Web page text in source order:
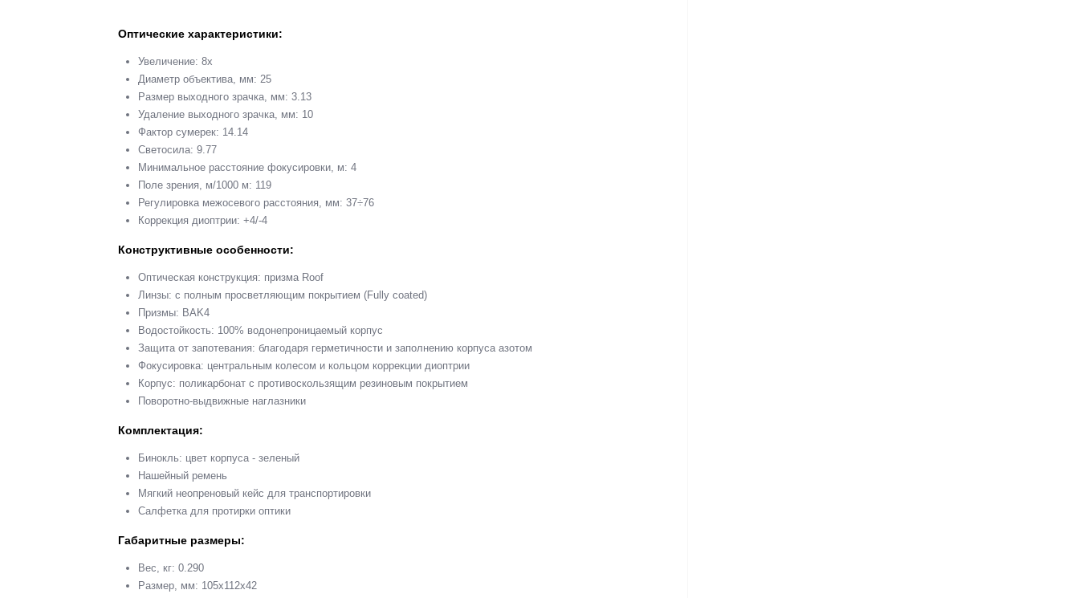
Оптические характеристики:
Увеличение: 8x
Диаметр объектива, мм: 25
Размер выходного зрачка, мм: 3.13
Удаление выходного зрачка, мм: 10
Фактор сумерек: 14.14
Светосила: 9.77
Минимальное расстояние фокусировки, м: 4
Поле зрения, м/1000 м: 119
Регулировка межосевого расстояния, мм: 37÷76
Коррекция диоптрии: +4/-4
Конструктивные особенности:
Оптическая конструкция: призма Roof
Линзы: с полным просветляющим покрытием (Fully coated)
Призмы: BAK4
Водостойкость: 100% водонепроницаемый корпус
Защита от запотевания: благодаря герметичности и заполнению корпуса азотом
Фокусировка: центральным колесом и кольцом коррекции диоптрии
Корпус: поликарбонат с противоскользящим резиновым покрытием
Поворотно-выдвижные наглазники
Комплектация:
Бинокль: цвет корпуса - зеленый
Нашейный ремень
Мягкий неопреновый кейс для транспортировки
Салфетка для протирки оптики
Габаритные размеры:
Вес, кг: 0.290
Размер, мм: 105x112х42